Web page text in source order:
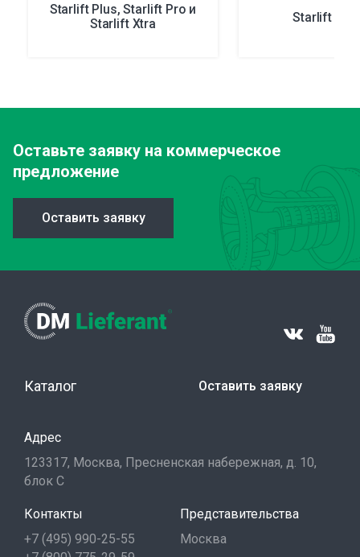
Starlift Plus, Starlift Pro и
Starlift Xtra Starlift
Оставьте заявку на коммерческое
предложение
Оставить заявку
Каталог Оставить заявку
Адрес
123317, Москва, Пресненская набережная, д. 10,
блок С
Контакты
+7 (495) 990-25-55
Представительства
Москва